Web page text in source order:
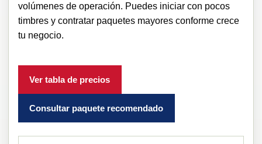
volúmenes de operación. Puedes iniciar con pocos
timbres y contratar paquetes mayores conforme crece
tu negocio.
Ver tabla de precios
Consultar paquete recomendado